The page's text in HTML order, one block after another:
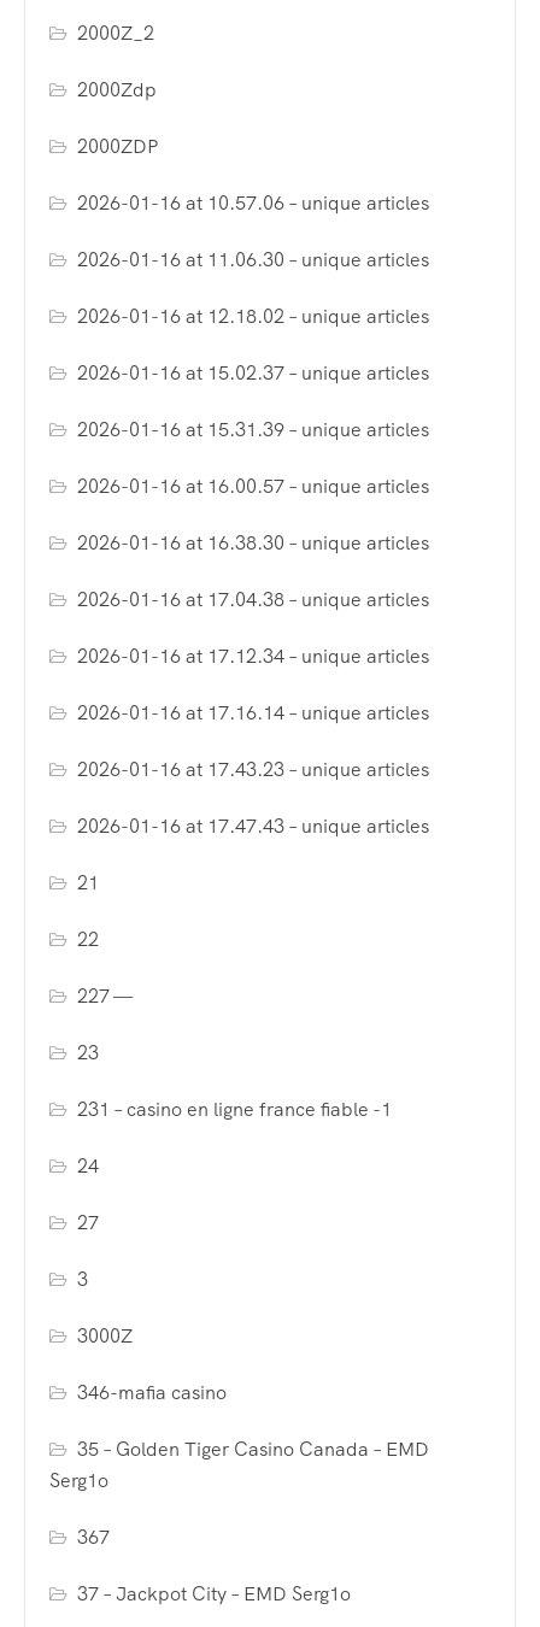
2000Z_2
2000Zdp
2000ZDP
2026-01-16 at 10.57.06 – unique articles
2026-01-16 at 11.06.30 – unique articles
2026-01-16 at 12.18.02 – unique articles
2026-01-16 at 15.02.37 – unique articles
2026-01-16 at 15.31.39 – unique articles
2026-01-16 at 16.00.57 – unique articles
2026-01-16 at 16.38.30 – unique articles
2026-01-16 at 17.04.38 – unique articles
2026-01-16 at 17.12.34 – unique articles
2026-01-16 at 17.16.14 – unique articles
2026-01-16 at 17.43.23 – unique articles
2026-01-16 at 17.47.43 – unique articles
21
22
227 —
23
231 – casino en ligne france fiable -1
24
27
3
3000Z
346-mafia casino
35 – Golden Tiger Casino Canada – EMD
Serg1o
367
37 – Jackpot City – EMD Serg1o